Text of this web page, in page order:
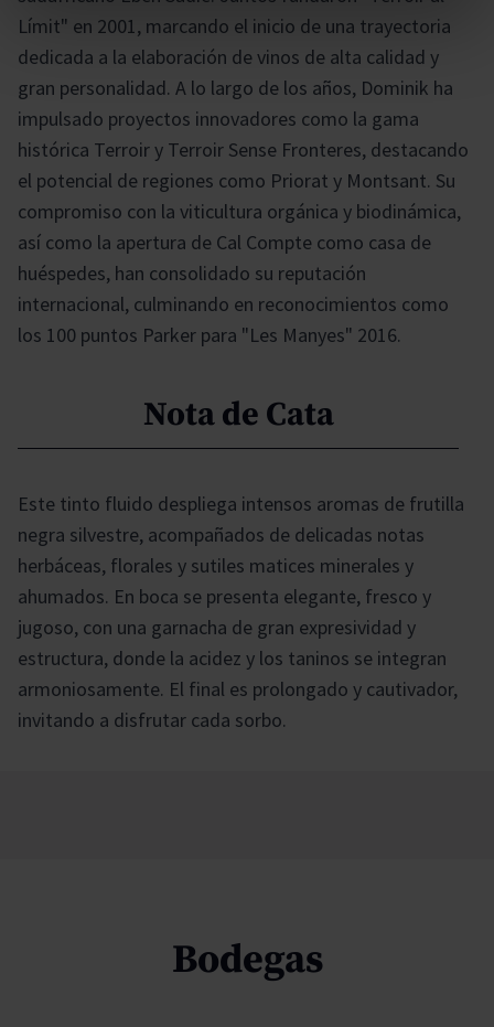
Límit" en 2001, marcando el inicio de una trayectoria
dedicada a la elaboración de vinos de alta calidad y
gran personalidad. A lo largo de los años, Dominik ha
impulsado proyectos innovadores como la gama
histórica Terroir y Terroir Sense Fronteres, destacando
el potencial de regiones como Priorat y Montsant. Su
compromiso con la viticultura orgánica y biodinámica,
así como la apertura de Cal Compte como casa de
huéspedes, han consolidado su reputación
internacional, culminando en reconocimientos como
los 100 puntos Parker para "Les Manyes" 2016.
Nota de Cata
Este tinto fluido despliega intensos aromas de frutilla
negra silvestre, acompañados de delicadas notas
herbáceas, florales y sutiles matices minerales y
ahumados. En boca se presenta elegante, fresco y
jugoso, con una garnacha de gran expresividad y
estructura, donde la acidez y los taninos se integran
armoniosamente. El final es prolongado y cautivador,
invitando a disfrutar cada sorbo.
Bodegas